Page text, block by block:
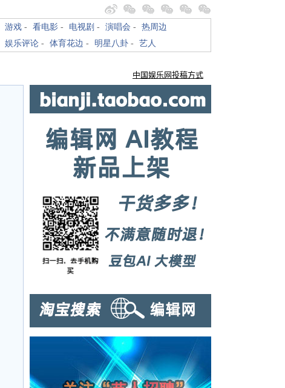
游戏 - 看电影 - 电视剧 - 演唱会 - 热周边
娱乐评论 - 体育花边 - 明星八卦 - 艺人